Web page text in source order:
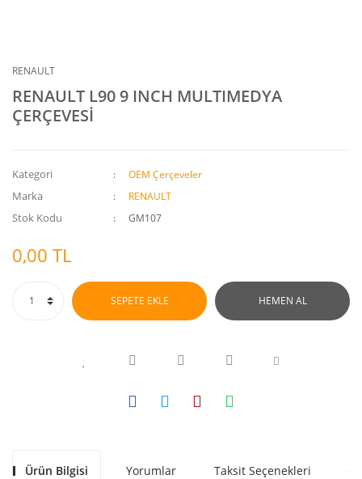
RENAULT
RENAULT L90 9 INCH MULTIMEDYA
ÇERÇEVESİ
Kategori OEM Çerçeveler
Marka RENAULT
Stok Kodu GM107
0,00 TL
SEPETE EKLE HEMEN AL
Ürün Bilgisi Yorumlar Taksit Seçenekleri